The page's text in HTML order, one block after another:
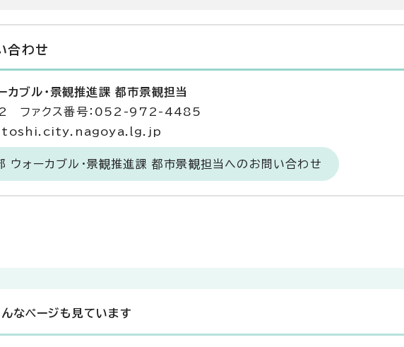
合わせ
ブル・景観推進課 都市景観担当
ファクス番号：052-972-4485
ウォーカブル・景観推進課 都市景観担当へのお問い合わせ
なページも見ています